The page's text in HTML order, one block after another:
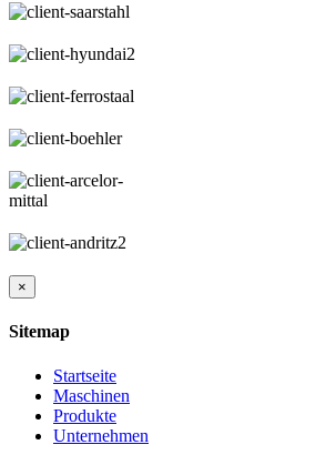
Close
product
view
×
Sitemap
Startseite
Maschinen
Produkte
Unternehmen